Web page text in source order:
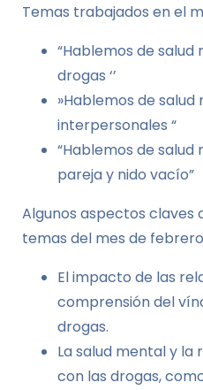
Temas trabajados en el
“Hablemos de
drogas ‘’
»Hablemos de
interpersonales “
“Hablemos de
pareja y nido vacío”
Algunos aspectos claves
temas del mes de
El impacto de las
comprensión del
drogas.
La salud mental y la
con las drogas,